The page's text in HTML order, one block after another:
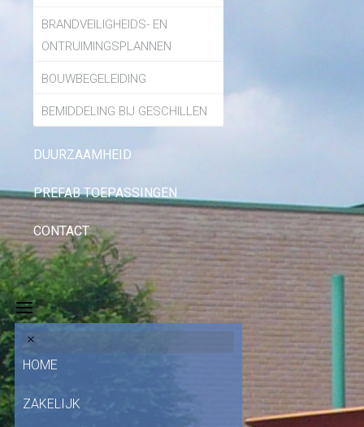
BRANDVEILIGHEIDS- EN
ONTRUIMINGSPLANNEN
BOUWBEGELEIDING
BEMIDDELING BIJ GESCHILLEN
DUURZAAMHEID
PREFAB TOEPASSINGEN
CONTACT
HOME
ZAKELIJK